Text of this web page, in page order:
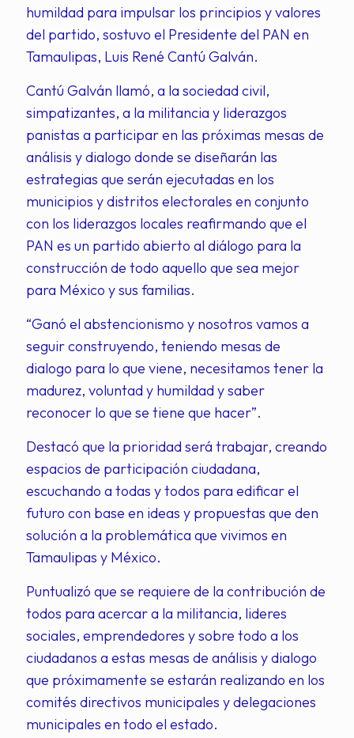
humildad para impulsar los principios y valores
del partido, sostuvo el Presidente del PAN en
Tamaulipas, Luis René Cantú Galván.
Cantú Galván llamó, a la sociedad civil,
simpatizantes, a la militancia y liderazgos
panistas a participar en las próximas mesas de
análisis y dialogo donde se diseñarán las
estrategias que serán ejecutadas en los
municipios y distritos electorales en conjunto
con los liderazgos locales reafirmando que el
PAN es un partido abierto al diálogo para la
construcción de todo aquello que sea mejor
para México y sus familias.
“Ganó el abstencionismo y nosotros vamos a
seguir construyendo, teniendo mesas de
dialogo para lo que viene, necesitamos tener la
madurez, voluntad y humildad y saber
reconocer lo que se tiene que hacer”.
Destacó que la prioridad será trabajar, creando
espacios de participación ciudadana,
escuchando a todas y todos para edificar el
futuro con base en ideas y propuestas que den
solución a la problemática que vivimos en
Tamaulipas y México.
Puntualizó que se requiere de la contribución de
todos para acercar a la militancia, lideres
sociales, emprendedores y sobre todo a los
ciudadanos a estas mesas de análisis y dialogo
que próximamente se estarán realizando en los
comités directivos municipales y delegaciones
municipales en todo el estado.